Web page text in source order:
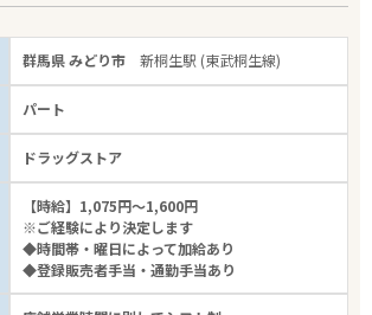
群馬県 みどり市新桐生駅 (東武桐生線)
パート
ドラッグストア
【時給】1,075円～1,600円
※ご経験により決定します
◆時間帯・曜日によって加給あり
◆登録販売者手当・通勤手当あり